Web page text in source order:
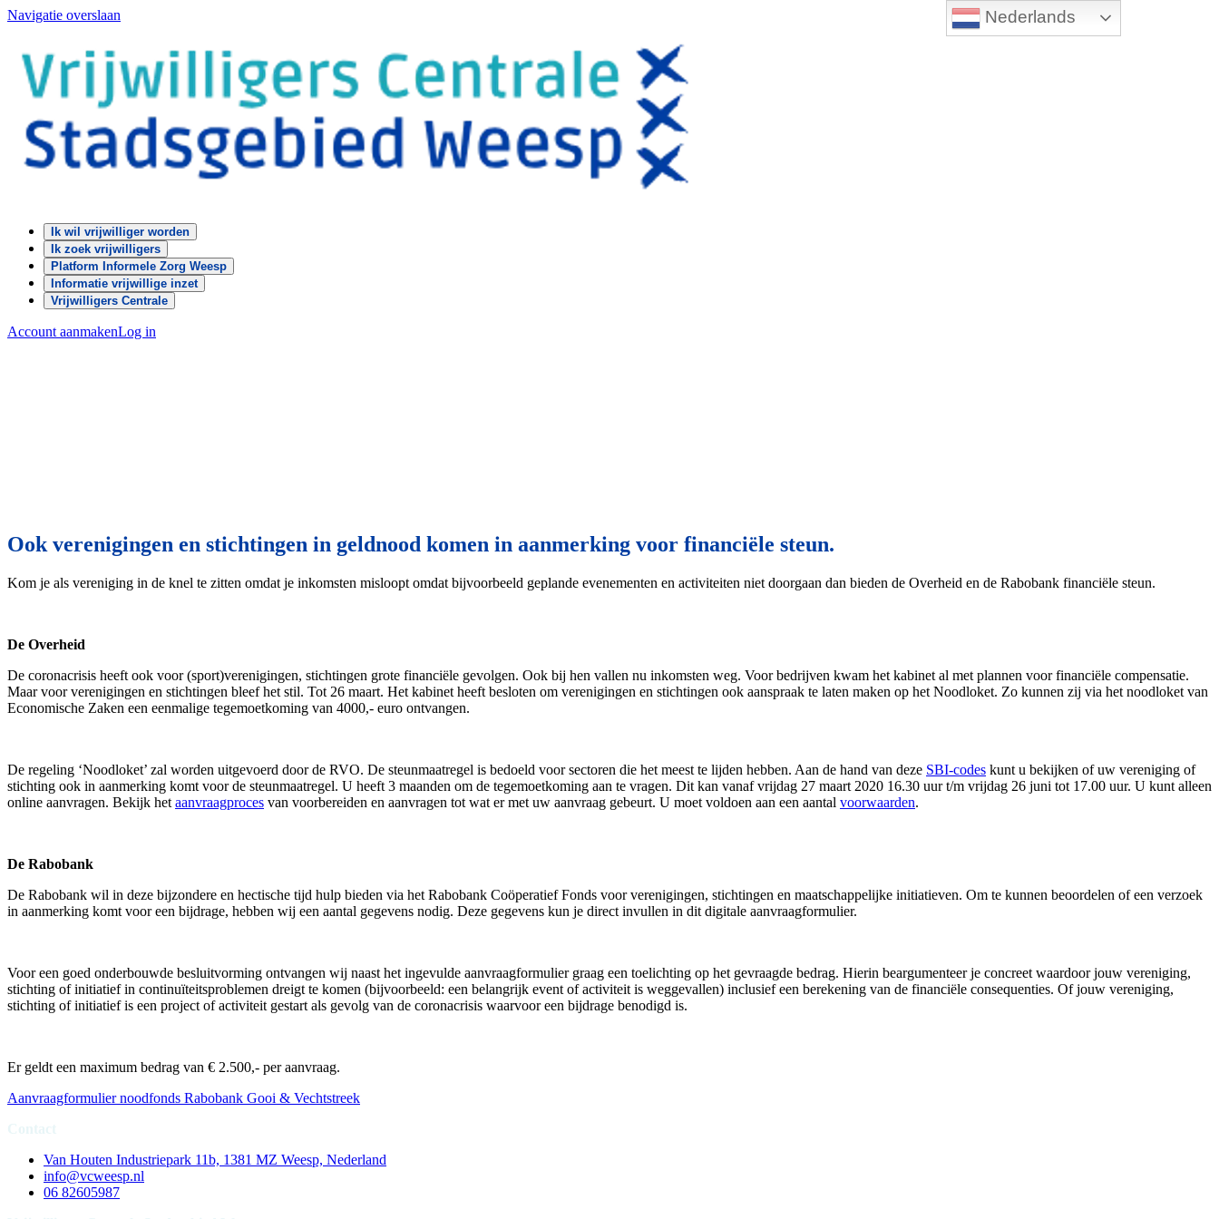
Nederlands
Navigatie overslaan
Ik wil vrijwilliger worden
Ik zoek vrijwilligers
Platform Informele Zorg Weesp
Informatie vrijwillige inzet
Vrijwilligers Centrale
Account aanmakenLog in
Ook verenigingen en stichtingen in geldnood komen in aanmerking voor financiële steun.
Kom je als vereniging in de knel te zitten omdat je inkomsten misloopt omdat bijvoorbeeld geplande evenementen en activiteiten niet doorgaan dan bieden de Overheid en de Rabobank financiële steun.
De Overheid
De coronacrisis heeft ook voor (sport)verenigingen, stichtingen grote financiële gevolgen. Ook bij hen vallen nu inkomsten weg. Voor bedrijven kwam het kabinet al met plannen voor financiële compensatie.
Maar voor verenigingen en stichtingen bleef het stil. Tot 26 maart. Het kabinet heeft besloten om verenigingen en stichtingen ook aanspraak te laten maken op het Noodloket. Zo kunnen zij via het noodloket van
Economische Zaken een eenmalige tegemoetkoming van 4000,- euro ontvangen.
De regeling ‘Noodloket’ zal worden uitgevoerd door de RVO. De steunmaatregel is bedoeld voor sectoren die het meest te lijden hebben. Aan de hand van deze SBI-codes kunt u bekijken of uw vereniging of
stichting ook in aanmerking komt voor de steunmaatregel. U heeft 3 maanden om de tegemoetkoming aan te vragen. Dit kan vanaf vrijdag 27 maart 2020 16.30 uur t/m vrijdag 26 juni tot 17.00 uur. U kunt alleen
online aanvragen. Bekijk het aanvraagproces van voorbereiden en aanvragen tot wat er met uw aanvraag gebeurt. U moet voldoen aan een aantal voorwaarden.
De Rabobank
De Rabobank wil in deze bijzondere en hectische tijd hulp bieden via het Rabobank Coöperatief Fonds voor verenigingen, stichtingen en maatschappelijke initiatieven. Om te kunnen beoordelen of een verzoek
in aanmerking komt voor een bijdrage, hebben wij een aantal gegevens nodig. Deze gegevens kun je direct invullen in dit digitale aanvraagformulier.
Voor een goed onderbouwde besluitvorming ontvangen wij naast het ingevulde aanvraagformulier graag een toelichting op het gevraagde bedrag. Hierin beargumenteer je concreet waardoor jouw vereniging,
stichting of initiatief in continuïteitsproblemen dreigt te komen (bijvoorbeeld: een belangrijk event of activiteit is weggevallen) inclusief een berekening van de financiële consequenties. Of jouw vereniging,
stichting of initiatief is een project of activiteit gestart als gevolg van de coronacrisis waarvoor een bijdrage benodigd is.
Er geldt een maximum bedrag van € 2.500,- per aanvraag.
Aanvraagformulier noodfonds Rabobank Gooi & Vechtstreek
Van Houten Industriepark 11b, 1381 MZ Weesp, Nederland
info@vcweesp.nl
06 82605987